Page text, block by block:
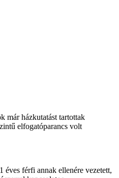
már házkutatást tartottak
elfogatóparancs volt
férfi annak ellenére vezetett,